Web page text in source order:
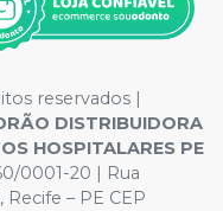
reservados |
DISTRIBUIDORA
HOSPITALARES PE
0001-20 | Rua
– PE CEP